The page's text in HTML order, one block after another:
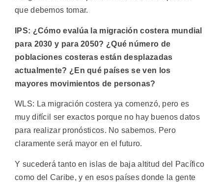
que debemos tomar.
IPS: ¿Cómo evalúa la migración costera mundial
para 2030 y para 2050? ¿Qué número de
poblaciones costeras están desplazadas
actualmente? ¿En qué países se ven los
mayores movimientos de personas?
WLS: La migración costera ya comenzó, pero es
muy difícil ser exactos porque no hay buenos datos
para realizar pronósticos. No sabemos. Pero
claramente será mayor en el futuro.
Y sucederá tanto en islas de baja altitud del Pacífico
como del Caribe, y en esos países donde la gente